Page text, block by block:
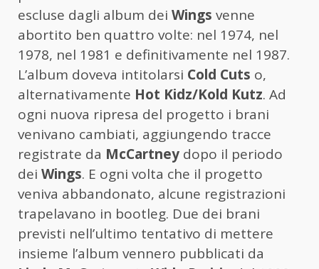
escluse dagli album dei Wings venne
abortito ben quattro volte: nel 1974, nel
1978, nel 1981 e definitivamente nel 1987.
L’album doveva intitolarsi Cold Cuts o,
alternativamente Hot Kidz/Kold Kutz. Ad
ogni nuova ripresa del progetto i brani
venivano cambiati, aggiungendo tracce
registrate da McCartney dopo il periodo
dei Wings. E ogni volta che il progetto
veniva abbandonato, alcune registrazioni
trapelavano in bootleg. Due dei brani
previsti nell’ultimo tentativo di mettere
insieme l’album vennero pubblicati da